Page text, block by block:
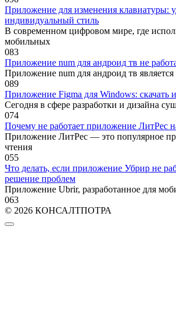
Приложение для изменения клавиатуры:
индивидуальный стиль
В современном цифровом мире, где
мобильных
083
Приложение num для андроид тв не
Приложение num для андроид тв
089
Приложение Figma для Windows: скачать
Сегодня в сфере разработки и дизайна
074
Почему не работает приложение ЛитРес
Приложение ЛитРес — это популярное
чтения
055
Что делать, если приложение Убрир не
решение проблем
Приложение Ubrir, разработанное для
063
© 2026 КОНСАЛТПОТРА